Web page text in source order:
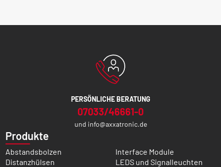
PERSÖNLICHE BERATUNG
07033/46661-0
und info@axxatronic.de
Produkte
Abstandsbolzen
Distanzhülsen
Interface Module
LEDS und Signalleuchten